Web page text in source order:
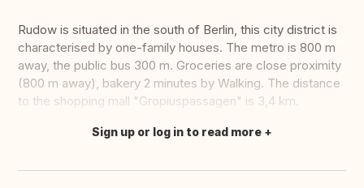
Rudow is situated in the south of Berlin, this city district is
characterised by one-family houses. The metro is 800 m
away, the public bus 300 m. Groceries are close proximity
(800 m away), bakery 2 minutes by Walking. The distance
to the shopping mall "Gropiuspassagen" is 3,4 km.
Translate this
Sign up or log in to read more